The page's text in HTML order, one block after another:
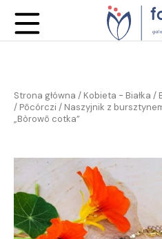
Strona główna / Kobieta - Białka /
/ Pôcórczi / Naszyjnik z
„Bòrowô cotka”